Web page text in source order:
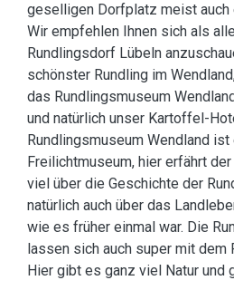
geselligen Dorfplatz meist auch
Wir empfehlen Ihnen sich als
Rundlingsdorf Lübeln
schönster Rundling im
das Rundlingsmuseum
und natürlich unser Kartoffel-
Rundlingsmuseum Wendland
Freilichtmuseum, hier erfährt
viel über die Geschichte der
natürlich auch über das
wie es früher einmal war. Die
lassen sich auch super mit dem
Hier gibt es ganz viel Natur und